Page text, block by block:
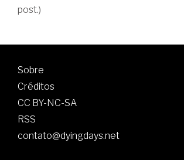
post.)
Sobre
Créditos
CC BY-NC-SA
RSS
contato@dyingdays.net